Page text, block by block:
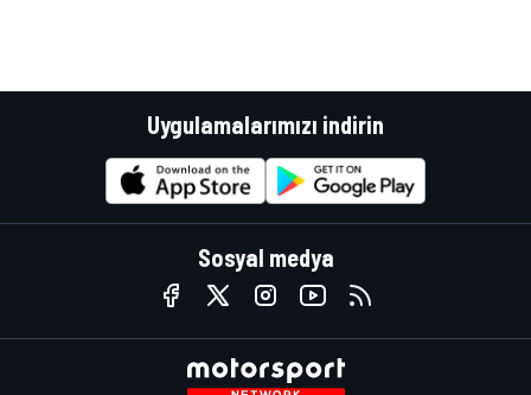
Uygulamalarımızı indirin
Sosyal medya